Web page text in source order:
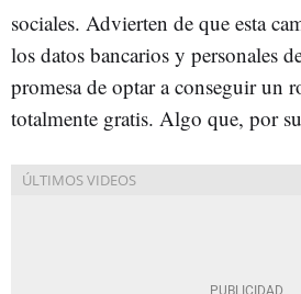
sociales. Advierten de que esta
los datos bancarios y personales
promesa de optar a conseguir un
totalmente gratis. Algo que, por